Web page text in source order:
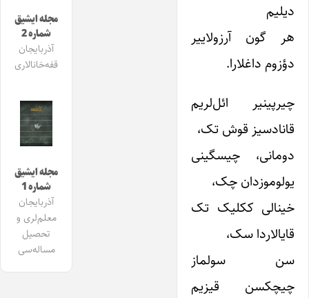
دیلیم
هر گون آرزولاییر
دؤزوم داغلارا.
چیرپینیر ائل‌لریم
قانادسیز قوش تک،
دومانی، چیسگینی
یولوموزدان چک،
خینالی ککلیک تک
قایالاردا سک،
سن سولماز
چیچکسن قیزیم
مجله ایشیق
شماره 2
آذربایجان
قفه‌خانالاری
مجله ایشیق
شماره 1
آذربایجان
معلم‌لری و
تحصیل
مساله‌سی